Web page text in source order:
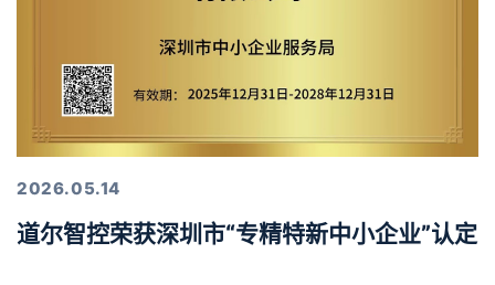
2026.05.14
道尔智控荣获深圳市“专精特新中小企业”认定